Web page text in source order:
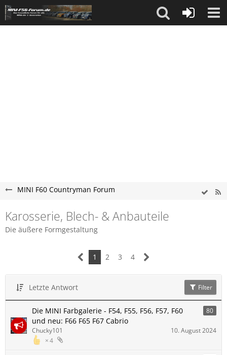
MINI F60 Countryman Forum
Karosserie, Blech- & Anbauteile
Die äußere Formgestaltung
1 2 3 4
Letzte Antwort Filter
Die MINI Farbgalerie - F54, F55, F56, F57, F60
und neu: F66 F65 F67 Cabrio
80
4
Chucky101 10. August 2024